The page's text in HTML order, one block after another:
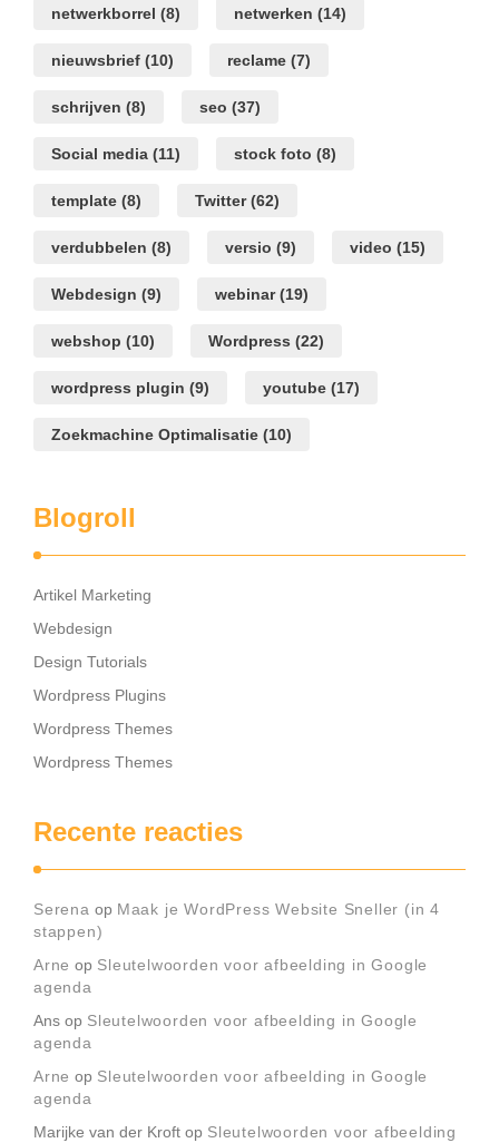
netwerkborrel (8) netwerken (14)
nieuwsbrief (10) reclame (7)
schrijven (8) seo (37)
Social media (11) stock foto (8)
template (8) Twitter(62)
verdubbelen (8) versio (9) video (15)
Webdesign (9) webinar(19)
webshop (10) Wordpress (22)
wordpress plugin (9) youtube (17)
Zoekmachine Optimalisatie (10)
Blogroll
Artikel Marketing
Webdesign
Design Tutorials
Wordpress Plugins
Wordpress Themes
Wordpress Themes
Recente reacties
Serena op Maak je WordPress Website Sneller (in 4
stappen)
Arne op Sleutelwoorden voor afbeelding in Google
agenda
Ans op Sleutelwoorden voor afbeelding in Google
agenda
Arne op Sleutelwoorden voor afbeelding in Google
agenda
Marijke van der Kroft op Sleutelwoorden voor afbeelding